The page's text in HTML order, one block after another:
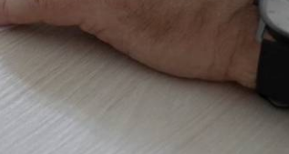
| FACHVERBÄNDE